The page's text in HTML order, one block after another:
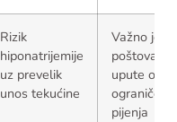
Rizik
hiponatrijemije
uz prevelik
unos tekućine
Važno je
poštovati
upute o
ograničenju
pijenja